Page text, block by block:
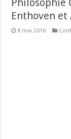
Philosophie
Enthoven et
8 mai 2016